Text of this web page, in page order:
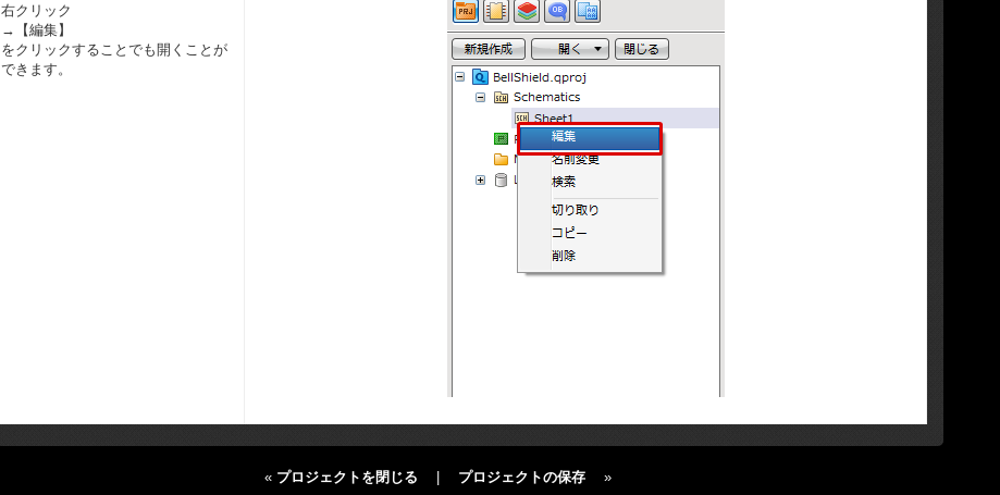
右クリック
→【編集】
をクリックすることでも開くことが
できます。
« プロジェクトを閉じる プロジェクトの保存 »